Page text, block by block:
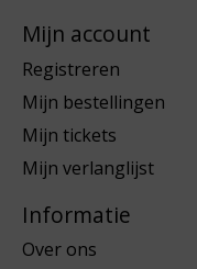
Mijn account
Registreren
Mijn bestellingen
Mijn tickets
Mijn verlanglijst
Informatie
Over ons